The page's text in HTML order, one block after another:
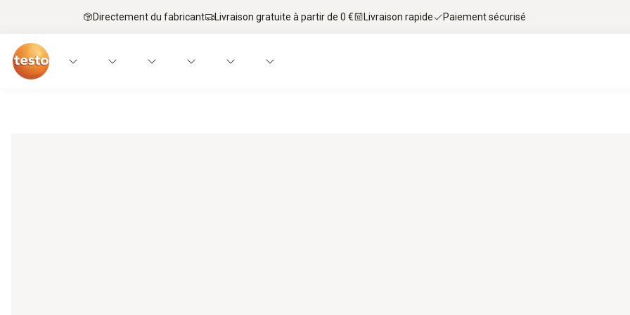
Directement du fabricant Livraison gratuite à partir de 0 € Livraison rapide Paiement sécurisé